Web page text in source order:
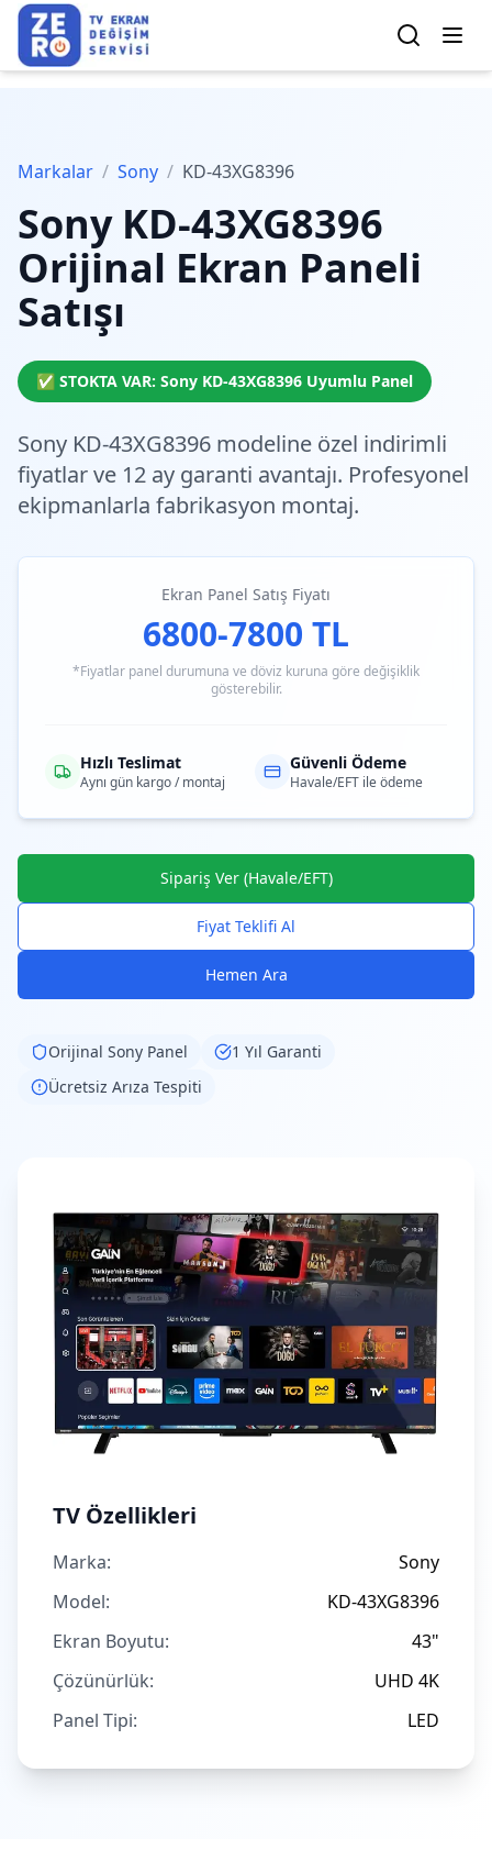
Markalar / Sony / KD-43XG8396
Sony KD-43XG8396
Orijinal Ekran Paneli
Satışı
✅ STOKTA VAR: Sony KD-43XG8396 Uyumlu Panel
Sony KD-43XG8396 modeline özel indirimli
fiyatlarve 12 ay garanti avantajı. Profesyonel
ekipmanlarla fabrikasyon montaj.
Ekran Panel Satış Fiyatı
6800-7800 TL
*Fiyatlar panel durumuna ve döviz kuruna göre değişiklik
gösterebilir.
Hızlı Teslimat
Aynı gün kargo / montaj
Güvenli Ödeme
Havale/EFT ile ödeme
Sipariş Ver (Havale/EFT)
Fiyat Teklifi Al
Hemen Ara
Orijinal Sony Panel
1 Yıl Garanti
Ücretsiz Arıza Tespiti
TV Özellikleri
Marka:
Sony
Model:
KD-43XG8396
Ekran Boyutu:
43"
Çözünürlük:
UHD 4K
Panel Tipi:
LED